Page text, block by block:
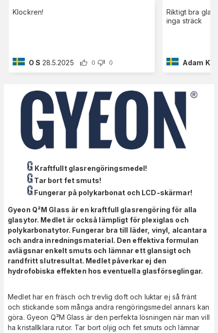
Klockren!
O S 28.5.2025 0 0
Riktigt bra
inga sträck
Adam K
Kraftfullt glasrengöringsmedel!
Tar bort fet smuts!
Fungerar på polykarbonat och LCD-skärmar!
Gyeon Q²M Glass är en kraftfull glasrengöring för alla
glasytor. Medlet är också lämpligt för plexiglas och
polykarbonatytor. Fungerar bra till läder, vinyl, alcantara
och andra inredningsmaterial. Den effektiva formulan
avlägsnar enkelt smuts och lämnar ett glansigt och
randfritt slutresultat. Medlet påverkar ej den
hydrofobiska effekten hos eventuella glasförseglingar.
Medlet har en fräsch och trevlig doft och luktar ej så fränt
och stickande som många andra rengöringsmedel annars kan
göra. Gyeon Q²M Glass är den perfekta lösningen när man vill
ha kristallklara rutor. Tar bort oljig och fet smuts och lämnar